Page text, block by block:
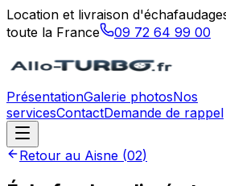
Location et livraison
toute la France
09 72 64 99 00
PrésentationGalerie photosNos
servicesContactDemande de rappel
Retour au Aisne (02)